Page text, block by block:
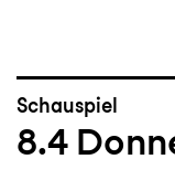
Schauspiel
8.4